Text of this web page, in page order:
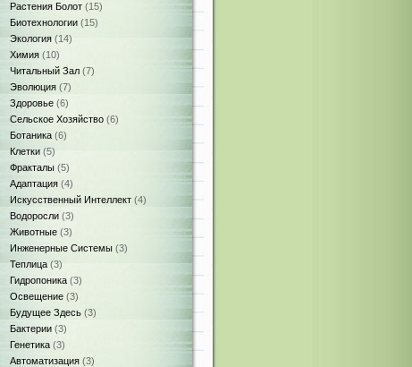
Растения Болот (15)
Биотехнологии (15)
Экология (14)
Химия (10)
Читальный Зал (7)
Эволюция (7)
Здоровье (6)
Сельское Хозяйство (6)
Ботаника (6)
Клетки (5)
Фракталы (5)
Адаптация (4)
Искусственный Интеллект (4)
Водоросли (3)
Животные (3)
Инженерные Системы (3)
Теплица (3)
Гидропоника (3)
Освещение (3)
Будущее Здесь (3)
Бактерии (3)
Генетика (3)
Автоматизация (3)